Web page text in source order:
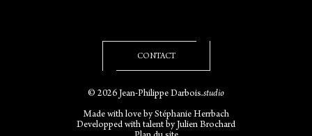
CONTACT
© 2026 Jean-Philippe Darbois.studio
Made with love byStéphanie Herrbach
Developped with talent by Julien Brochard